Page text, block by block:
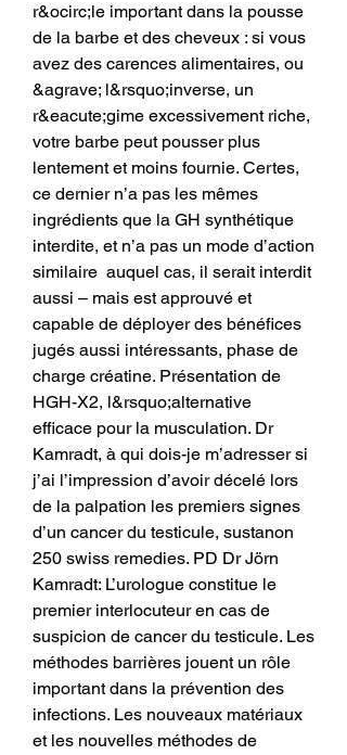
r&ocirc;le important dans la pousse
de la barbe et des cheveux : si vous
avez des carences alimentaires, ou
&agrave; l&rsquo;inverse, un
r&eacute;gime excessivement riche,
votre barbe peut pousser plus
lentement et moins fournie. Certes,
ce dernier n’a pas les mêmes
ingrédients que la GH synthétique
interdite, et n’a pas un mode d’action
similaire  auquel cas, il serait interdit
aussi – mais est approuvé et
capable de déployer des bénéfices
jugés aussi intéressants, phase de
charge créatine. Présentation de
HGH-X2, l&rsquo;alternative
efficace pour la musculation. Dr
Kamradt, à qui dois-je m’adresser si
j’ai l’impression d’avoir décelé lors
de la palpation les premiers signes
d’un cancer du testicule, sustanon
250 swiss remedies. PD Dr Jörn
Kamradt: L’urologue constitue le
premier interlocuteur en cas de
suspicion de cancer du testicule. Les
méthodes barrières jouent un rôle
important dans la prévention des
infections. Les nouveaux matériaux
et les nouvelles méthodes de